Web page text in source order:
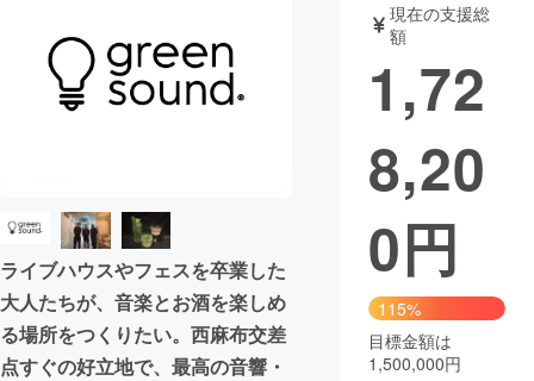
映像・映画 書籍・雑誌
チャレンジ
まちづくり・地域活性化
CAMPFIRE for Social Good
CAMPFIRE Creation
CAMPFIREふるさと納税machi-ya コミュニティ
ライブハウスやフェスを卒業した
大人たちが、音楽とお酒を楽しめ
る場所をつくりたい。西麻布交差
点すぐの好立地で、最高の音響・
現在の支援総
額
1,72
8,20
0円
115%
目標金額は
1,500,000円